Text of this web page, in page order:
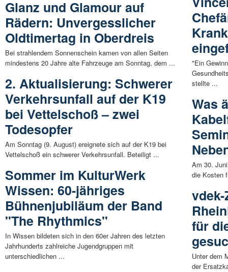
Glanz und Glamour auf
Rädern: Unvergesslicher
Oldtimertag in Oberdreis
Bei strahlendem Sonnenschein kamen von allen Seiten
mindestens 20 Jahre alte Fahrzeuge am Sonntag, dem ...
2. Aktualisierung: Schwerer
Verkehrsunfall auf der K19
bei Vettelschoß – zwei
Todesopfer
Am Sonntag (9. August) ereignete sich auf der K19 bei
Vettelschoß ein schwerer Verkehrsunfall. Beteiligt ...
Sommer im KulturWerk
Wissen: 60-jähriges
Bühnenjubiläum der Band
"The Rhythmics"
In Wissen bildeten sich in den 60er Jahren des letzten
Jahrhunderts zahlreiche Jugendgruppen mit
unterschiedlichen ...
"Ein
stellte ...
Was
Am 30.
die Kosten
für
Unter dem
der